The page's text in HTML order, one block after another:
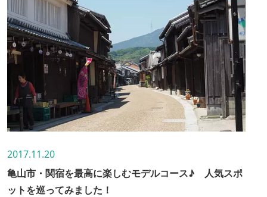
2017.11.20
亀山市・関宿を最高に楽しむモデルコース♪ 人気スポ
ットを巡ってみました！